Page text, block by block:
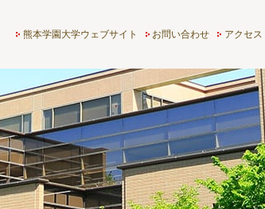
熊本学園大学付属図書館
熊本学園大学ウェブサイト お問い合わせ アクセス